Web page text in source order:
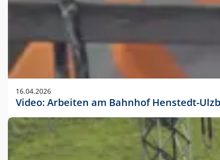
16.04.2026
Video: Arbeiten am Bahnhof Henstedt-